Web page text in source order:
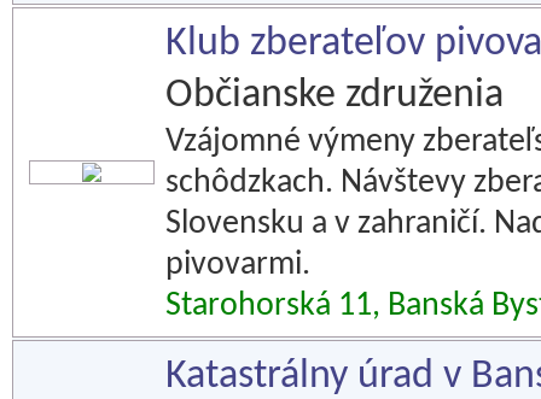
Klub zberateľov
Občianske združenia
Vzájomné výmeny
schôdzkach. Návštevy
Slovensku a v zahraničí.
pivovarmi.
Starohorská 11, Banská
Katastrálny úrad v